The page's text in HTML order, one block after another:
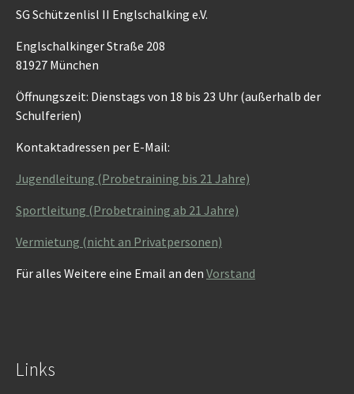
SG Schützenlisl II Englschalking e.V.
Englschalkinger Straße 208
81927 München
Öffnungszeit: Dienstags von 18 bis 23 Uhr (außerhalb der
Schulferien)
Kontaktadressen per E-Mail:
Jugendleitung (Probetraining bis 21 Jahre)
Sportleitung (Probetraining ab 21 Jahre)
Vermietung (nicht an Privatpersonen)
Für alles Weitere eine Email an den Vorstand
Links